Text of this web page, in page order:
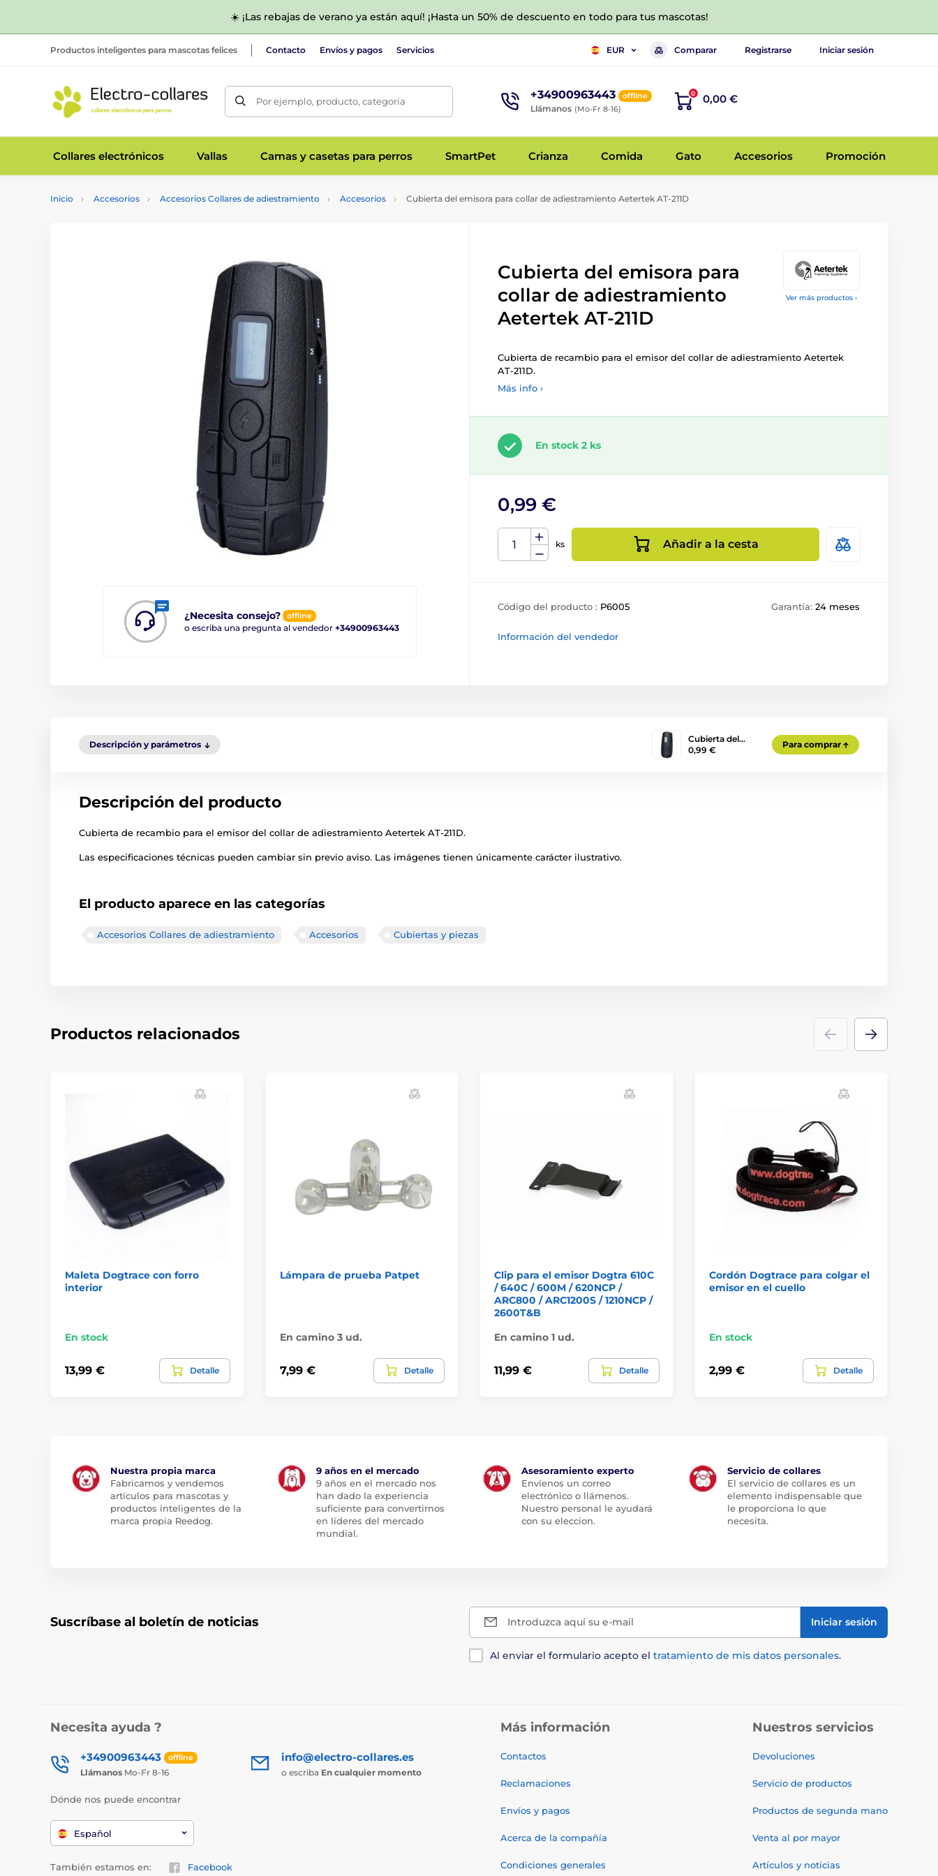
☀️ ¡Las rebajas de verano ya están aquí! ¡Hasta un 50% de descuento en todo para tus mascotas!
Productos inteligentes para mascotas felices Contacto Envíos y pagos Servicios EUR Comparar Registrarse Iniciar sesión
Por ejemplo, producto, categoría +34900963443 offline
Llámanos (Mo-Fr 8-16)
0 0,00 €
Collares electrónicos Vallas Camas y casetas para perros SmartPet Crianza Comida Gato Accesorios Promoción
Inicio Accesorios Accesorios Collares de adiestramiento Accesorios Cubierta del emisora para collar de adiestramiento Aetertek AT-211D
Ver más productos ›
¿Necesita consejo? offline
o escriba una pregunta al vendedor +34900963443
Cubierta del emisora para
collar de adiestramiento
Aetertek AT-211D
Cubierta de recambio para el emisor del collar de adiestramiento Aetertek
AT-211D.
Más info ›
En stock 2 ks
0,99 €
ks Añadir a la cesta
Código del producto : P6005 Garantía: 24 meses
Información del vendedor
Descripción y parámetros
Cubierta del…
0,99 €
Para comprar
Descripción del producto
Cubierta de recambio para el emisor del collar de adiestramiento Aetertek AT-211D.
Las especificaciones técnicas pueden cambiar sin previo aviso. Las imágenes tienen únicamente carácter ilustrativo.
El producto aparece en las categorías
Accesorios Collares de adiestramiento Accesorios Cubiertas y piezas
Productos relacionados
Maleta Dogtrace con forro
interior
En stock
13,99 € Detalle
Lámpara de prueba Patpet
En camino 3 ud.
7,99 € Detalle
Clip para el emisor Dogtra 610C
/ 640C / 600M / 620NCP /
ARC800 / ARC1200S / 1210NCP /
2600T&B
En camino 1 ud.
11,99 € Detalle
Cordón Dogtrace para colgar el
emisor en el cuello
En stock
2,99 € Detalle
Nuestra propia marca
Fabricamos y vendemos
artículos para mascotas y
productos inteligentes de la
marca propia Reedog.
9 años en el mercado
9 años en el mercado nos
han dado la experiencia
suficiente para convertirnos
en líderes del mercado
mundial.
Asesoramiento experto
Envíenos un correo
electrónico o llámenos.
Nuestro personal le ayudará
con su eleccion.
Servicio de collares
El servicio de collares es un
elemento indispensable que
le proporciona lo que
necesita.
Suscríbase al boletín de noticias Introduzca aquí su e-mail Iniciar sesión
Al enviar el formulario acepto el tratamiento de mis datos personales.
Necesita ayuda ?
+34900963443 offline
Llámanos Mo-Fr 8-16
info@electro-collares.es
o escriba En cualquier momento
Dónde nos puede encontrar
Español
También estamos en: Facebook
Más información
Contactos
Reclamaciones
Envíos y pagos
Acerca de la compañía
Condiciones generales
Nuestros servicios
Devoluciones
Servicio de productos
Productos de segunda mano
Venta al por mayor
Artículos y noticias